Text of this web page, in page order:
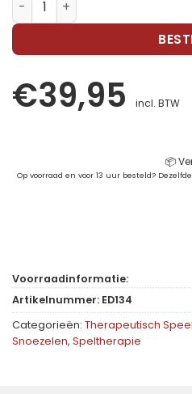
€39,95 incl. BTW
📦
Op voorraad en voor 13 uur besteld?
Voorraadinformatie:
Artikelnummer: ED134
Categorieën: Therapeutisch
Snoezelen, Speltherapie